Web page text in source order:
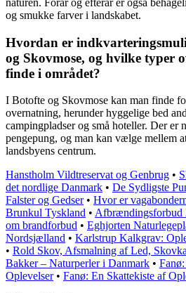
naturen. Forår og efterår er også
og smukke farver i landskabet.
Hvordan er
og Skovmose, og hvilke typer
finde i området?
I Botofte og Skovmose kan man finde
overnatning, herunder hyggelige bed
campingpladser og små hoteller. Der er
pengepung, og man kan vælge mellem
landsbyens centrum.
Hanstholm Vildtreservat og Genbrug •
det nordlige Danmark • De Sydligste
Falster og Gedser• Hvor er
Brunkul Tyskland • Afbrændingsforbud
om brandforbud • Eghjorten
Nordsjælland • Karlstrup Kalkgrav:
• Rold Skov, Afsmalning af Led,
Bakker – Naturperler i Danmark •
Oplevelser• Fanø: En Skattekiste af